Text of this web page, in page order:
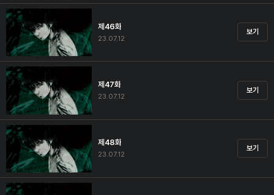
제46화
23.07.12
보기
제47화
23.07.12
보기
제48화
23.07.12
보기